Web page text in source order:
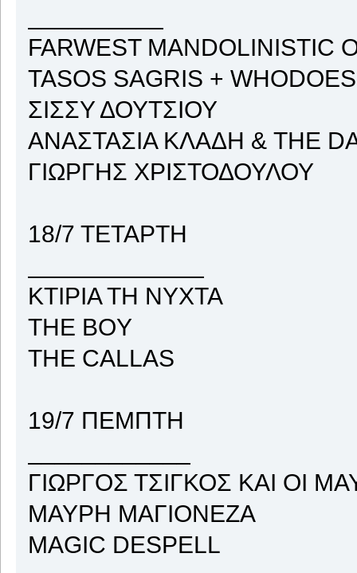
FARWEST MANDOLINISTIC
TASOS SAGRIS + WHODOES
ΣΙΣΣΥ ΔΟΥΤΣΙΟΥ
ΑΝΑΣΤΑΣΙΑ ΚΛΑΔΗ & THE
ΓΙΩΡΓΗΣ ΧΡΙΣΤΟΔΟΥΛΟΥ
18/7 ΤΕΤΑΡΤΗ
ΚΤΙΡΙΑ ΤΗ ΝΥΧΤΑ
THE BOY
THE CALLAS
19/7 ΠΕΜΠΤΗ
ΓΙΩΡΓΟΣ ΤΣΙΓΚΟΣ ΚΑΙ ΟΙ
ΜΑΥΡΗ ΜΑΓΙΟΝΕΖΑ
MAGIC DESPELL